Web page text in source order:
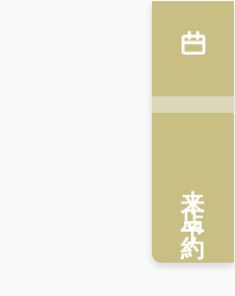
来店予約